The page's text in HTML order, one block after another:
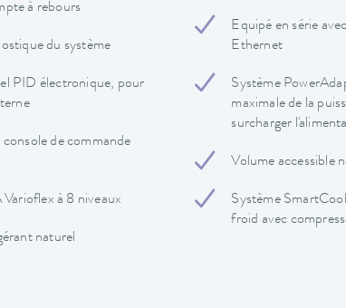
à rebours
du système
PID électronique, pour
de commande
à 8 niveaux
naturel
Equipé en série
Ethernet
Système
maximale de la
surcharger
Volume accessible
Système
froid avec